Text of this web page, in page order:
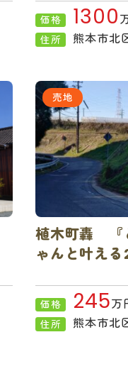
価格 1300
住所 熊本市北
売地
植木町轟 『
ゃんと叶え
価格 245万
住所 熊本市北